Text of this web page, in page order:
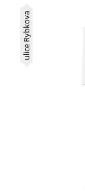
ulice Rybkova